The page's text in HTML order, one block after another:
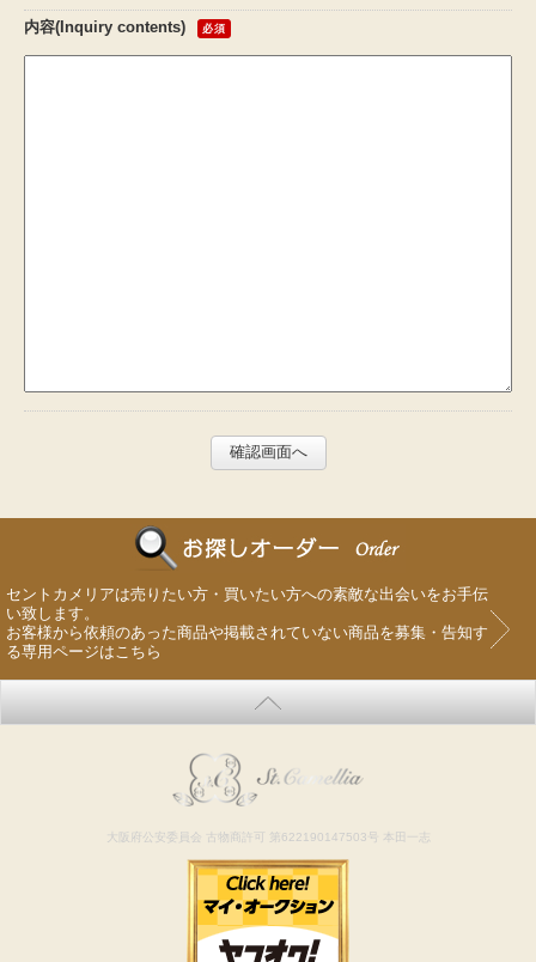
内容(Inquiry contents) 必須
セントカメリアは売りたい方・買いたい方への素敵な出会いをお手伝
い致します。
お客様から依頼のあった商品や掲載されていない商品を募集・告知す
る専用ページはこちら
大阪府公安委員会 古物商許可 第622190147503号 本田一志